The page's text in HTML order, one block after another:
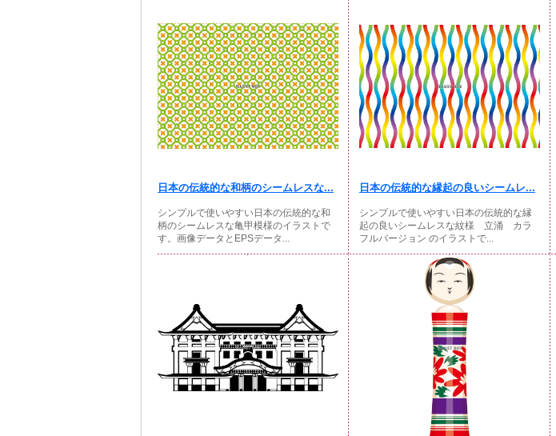
日本の伝統的な和柄のシームレスな...
シンプルで使いやすい日本の伝統的な和
柄のシームレスな亀甲模様のイラストで
す。画像データとEPSデータ...
日本の伝統的な縁起の良いシームレ...
シンプルで使いやすい日本の伝統的な縁
起の良いシームレスな紋様 立涌 カラ
フルバージョン のイラストで...